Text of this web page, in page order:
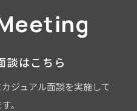
談はこちら
ジュアル面談を実施して
。